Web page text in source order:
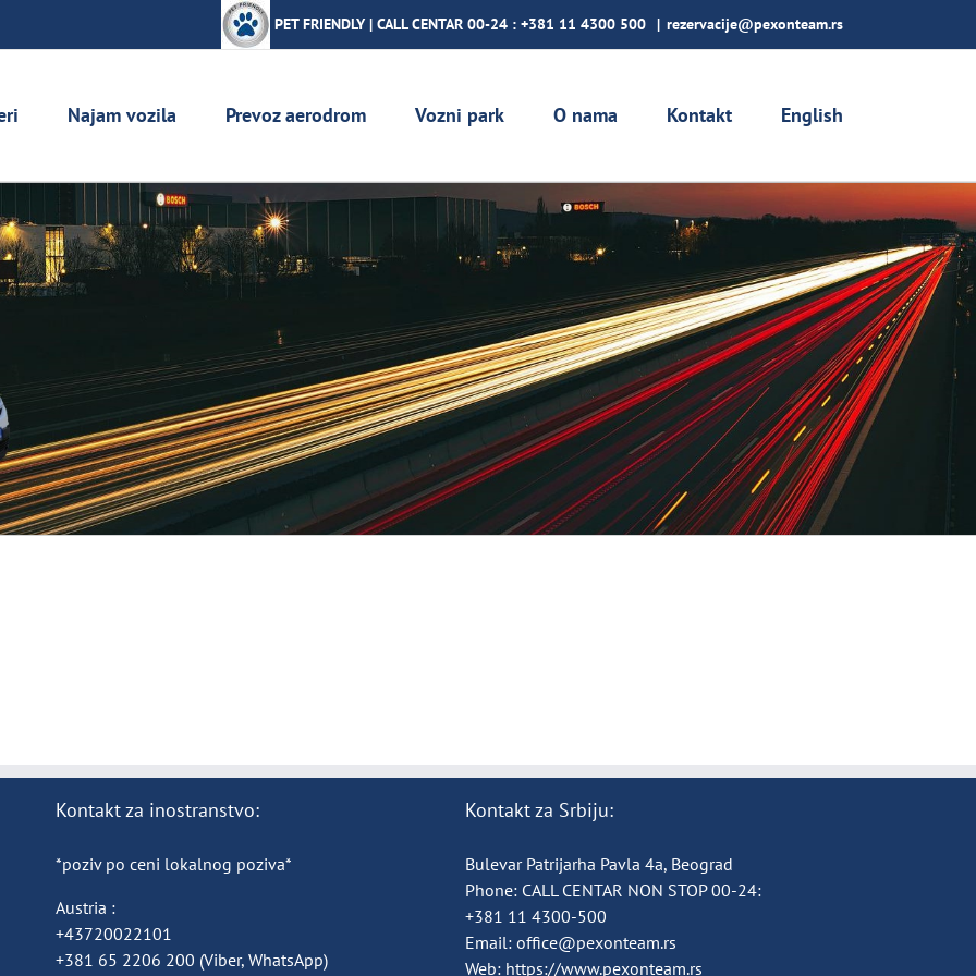
PET FRIENDLY | CALL CENTAR 00-24 : +381 11 4300 500 | rezervacije@pexonteam.rs
Najam vozila Prevoz aerodrom Vozni park O nama Kontakt English
Kontakt za inostranstvo:
*poziv po ceni lokalnog poziva*
Austria :
+43720022101
+381 65 2206 200 (Viber, WhatsApp)
Kontakt za Srbiju:
Bulevar Patrijarha Pavla 4a, Beograd
Phone: CALL CENTAR NON STOP 00-24:
+381 11 4300-500
Email:office@pexonteam.rs
Web: https://www.pexonteam.rs